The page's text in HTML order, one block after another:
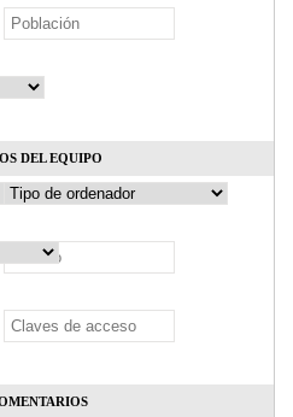
DEL EQUIPO